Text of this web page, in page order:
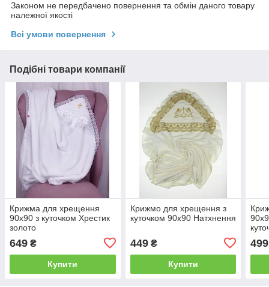
Законом не передбачено повернення та обмін даного товару
належної якості
Всі умови повернення
Подібні товари компанії
Крижма для хрещення
90х90 з куточком Хрестик
золото
649 ₴
Купити
Крижмо для хрещення з
куточком 90х90 Натхнення
449₴
Купити
499